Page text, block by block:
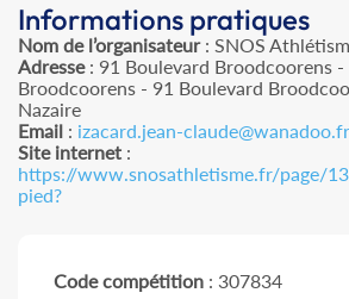
Informations pratiques
Nom de l’organisateur: SNOS
Adresse: 91 Boulevard Broodcoorens -
Broodcoorens - 91 Boulevard
Nazaire
Email : izacard.jean-claude@wanadoo.fr
Site internet :
https://www.snosathletisme.fr/page/
pied?
Code compétition : 307834